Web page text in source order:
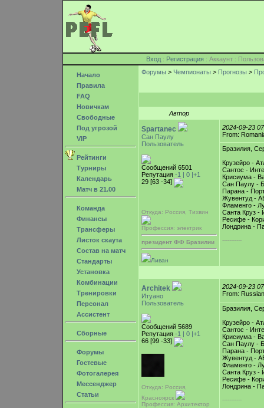
Вход : Регистрация : Аккаунт :
Начало
Правила
FAQ
Новичкам
Свободные
Под угрозой
VIP
Рейтинги
Турниры
Календарь
Матч в 21.00
Команда
Финансы
Трансферы
Листок скаута
Состав на матч
Стандарты
Установка
Комбинации
Тренировки
Персонал
Ассистент
Сборные
Форумы
Гостевые
Фотогалерея
Мессенджер
Статьи
Форумы > Чемпионаты > Прогнозы >
Автор
Spartanec
Сан Паулу
Пользователь
Сообщений 6501
Репутация -1 | 0 |+1
29 [63 -34]
Откуда: Россия, Тихвин
Профессия: электрик
президент ФФ Бразилии
Ливан
2024-09-23
From:
Бразилия,
Крузейро -
Сантос -
Крисиума -
Сан Паулу -
Парана -
Жувентуд -
Фламенго -
Санта Круз -
Ресифе -
Лондрина -
-----------
Architek
Итуано
Пользователь
Сообщений 5689
Репутация -1 | 0 |+1
66 [99 -33]
Откуда: Россия,
Красноярск
Профессия: Архитектор
2024-09-23
From:
Бразилия,
Крузейро -
Сантос -
Крисиума -
Сан Паулу -
Парана -
Жувентуд -
Фламенго -
Санта Круз -
Ресифе -
Лондрина -
-----------